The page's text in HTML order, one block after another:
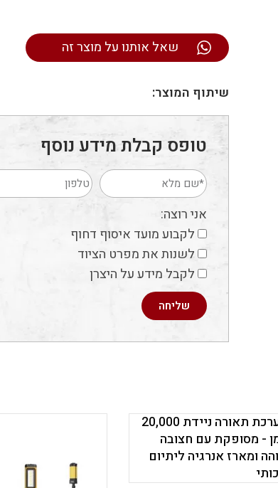
שאל אותנו על מוצר זה
שיתוף המוצר:
טופס קבלת מידע נוסף
אני רוצה:
לקבוע מועד איסוף דחוף
לשנות את מפרט הציוד
לקבל מידע על היצרן
שליחה